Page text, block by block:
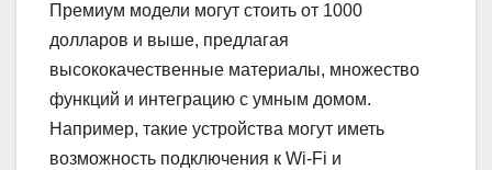
Премиум модели могут стоить от 1000
долларов и выше, предлагая
высококачественные материалы, множество
функций и интеграцию с умным домом.
Например, такие устройства могут иметь
возможность подключения к Wi-Fi и